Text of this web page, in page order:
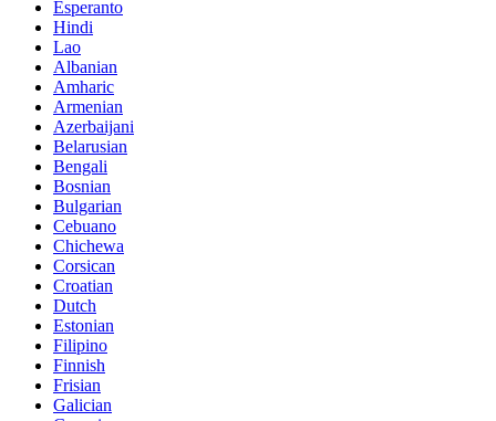
Esperanto
Hindi
Lao
Albanian
Amharic
Armenian
Azerbaijani
Belarusian
Bengali
Bosnian
Bulgarian
Cebuano
Chichewa
Corsican
Croatian
Dutch
Estonian
Filipino
Finnish
Frisian
Galician